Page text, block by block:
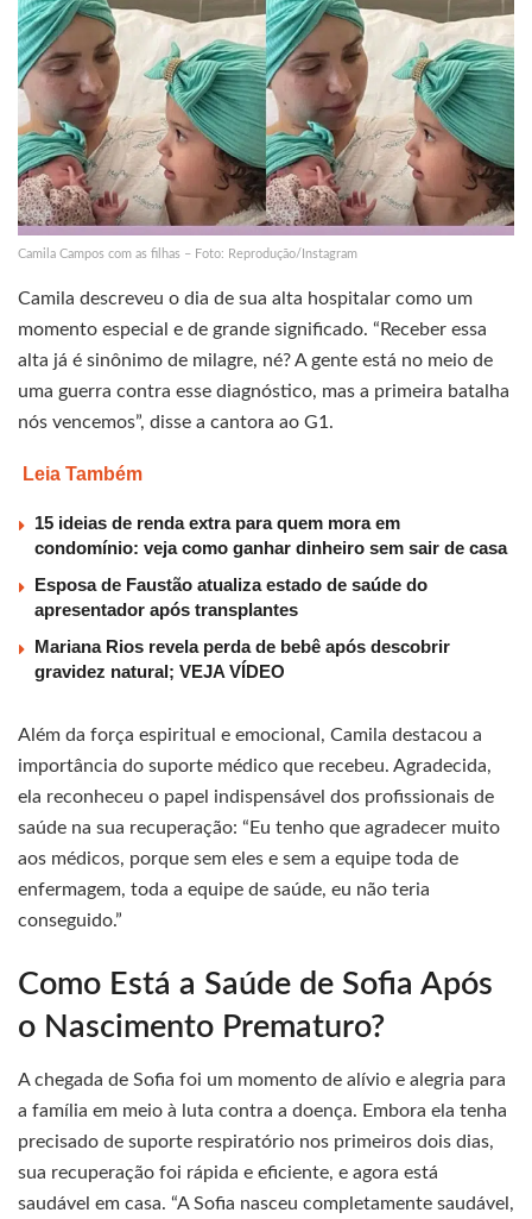
Camila Campos com as filhas – Foto: Reprodução/Instagram
Camila descreveu o dia de sua alta hospitalar como um
momento especial e de grande significado. “Receber essa
alta já é sinônimo de milagre, né? A gente está no meio de
uma guerra contra esse diagnóstico, mas a primeira batalha
nós vencemos”, disse a cantora ao G1.
Leia Também
15 ideias de renda extra para quem mora em
condomínio: veja como ganhar dinheiro sem sair de casa
Esposa de Faustão atualiza estado de saúde do
apresentador após transplantes
Mariana Rios revela perda de bebê após descobrir
gravidez natural; VEJA VÍDEO
Além da força espiritual e emocional, Camila destacou a
importância do suporte médico que recebeu. Agradecida,
ela reconheceu o papel indispensável dos profissionais de
saúde na sua recuperação: “Eu tenho que agradecer muito
aos médicos, porque sem eles e sem a equipe toda de
enfermagem, toda a equipe de saúde, eu não teria
conseguido.”
Como Está a Saúde de Sofia Após
o Nascimento Prematuro?
A chegada de Sofia foi um momento de alívio e alegria para
a família em meio à luta contra a doença. Embora ela tenha
precisado de suporte respiratório nos primeiros dois dias,
sua recuperação foi rápida e eficiente, e agora está
saudável em casa. “A Sofia nasceu completamente saudável,